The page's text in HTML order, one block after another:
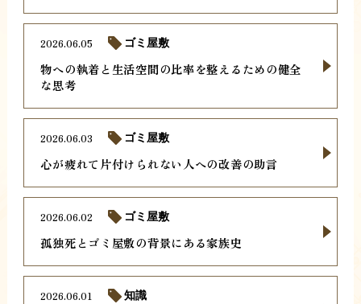
物への執着と生活空間の比率を整えるための健全
な思考
2026.06.05 ゴミ屋敷
心が疲れて片付けられない人への改善の助言
2026.06.03 ゴミ屋敷
孤独死とゴミ屋敷の背景にある家族史
2026.06.02 ゴミ屋敷
2026.06.01 知識